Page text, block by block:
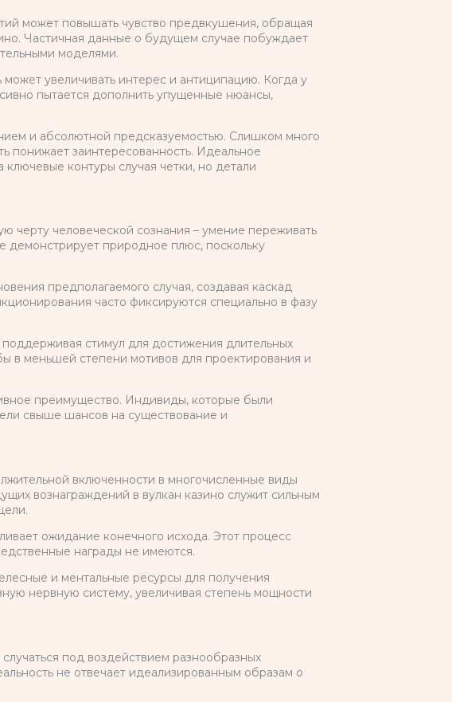
может повышать чувство предвкушения, обращая
Частичная данные о будущем случае побуждает
моделями.
увеличивать интерес и антиципацию. Когда у
пытается дополнить упущенные нюансы,
и абсолютной предсказуемостью. Слишком много
понижает заинтересованность. Идеальное
контуры случая четки, но детали
черту человеческой сознания – умение переживать
демонстрирует природное плюс, поскольку
предполагаемого случая, создавая каскад
часто фиксируются специально в фазу
стимул для достижения длительных
в меньшей степени мотивов для проектирования и
преимущество. Индивиды, которые были
свыше шансов на существование и
включенности в многочисленные виды
вознаграждений в вулкан казино служит сильным
ожидание конечного исхода. Этот процесс
награды не имеются.
и ментальные ресурсы для получения
нервную систему, увеличивая степень мощности
под воздействием разнообразных
не отвечает идеализированным образам о